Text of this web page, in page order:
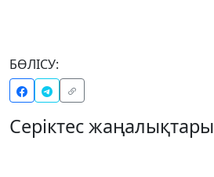
БӨЛІСУ:
Серіктес жаңалықтары